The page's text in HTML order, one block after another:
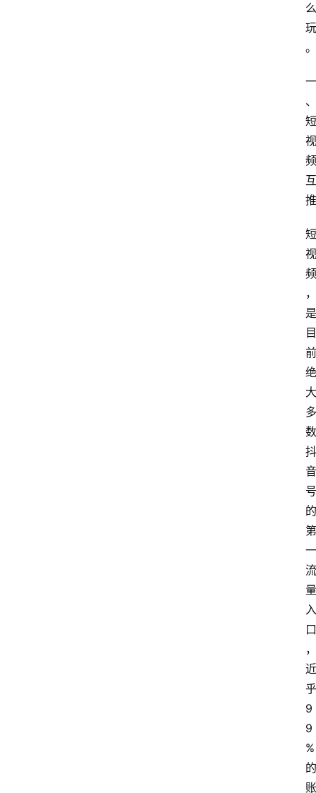
么
玩
。
一
、
短
视
频
互
推
短
视
频
，
是
目
前
绝
大
多
数
抖
音
号
的
第
一
流
量
入
口
，
近
乎
9
9
%
的
账